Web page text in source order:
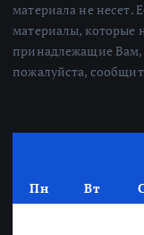
материала не несет.
материалы, которые
принадлежащие
пожалуйста,
Пн Вт